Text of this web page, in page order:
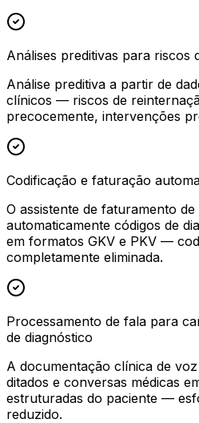
Análises preditivas para riscos
Análise preditiva a partir de
clínicos — riscos de
precocemente, intervenções
Codificação e faturação
O assistente de faturamento
automaticamente códigos de
em formatos GKV e PKV —
completamente eliminada.
Processamento de fala para
de diagnóstico
A documentação clínica de
ditados e conversas médicas
estruturadas do paciente —
reduzido.